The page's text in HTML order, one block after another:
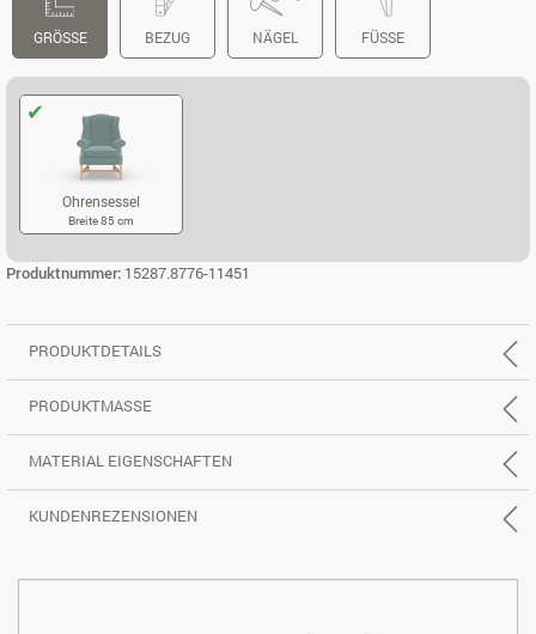
GRÖSSE BEZUG NÄGEL FÜSSE
Ohrensessel
Breite 85 cm
Produktnummer: 15287.8776-11451
PRODUKTDETAILS
PRODUKTMASSE
MATERIAL EIGENSCHAFTEN
KUNDENREZENSIONEN